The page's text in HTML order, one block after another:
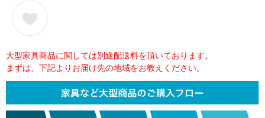
大型家具商品に関しては別途配送料を頂いております。
まずは、下記よりお届け先の地域をお教えください。